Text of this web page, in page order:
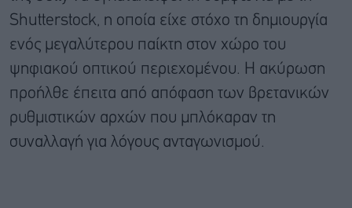
Shutterstock, η οποία είχε στόχο τη δημιουργία
ενός μεγαλύτερου παίκτη στον χώρο του
ψηφιακού οπτικού περιεχομένου. Η ακύρωση
προήλθε έπειτα από απόφαση των βρετανικών
ρυθμιστικών αρχών που μπλόκαραν τη
συναλλαγή για λόγους ανταγωνισμού.